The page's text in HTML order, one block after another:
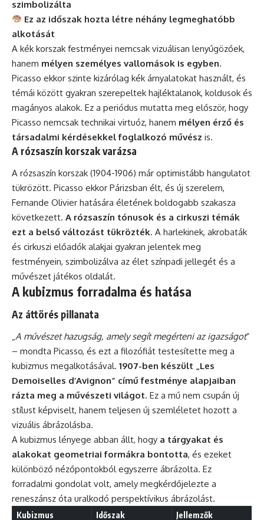
szimbolizálta
Ez az időszak hozta létre néhány legmeghatóbb
alkotását
A kék korszak festményei nemcsak vizuálisan lenyűgözőek,
hanem mélyen személyes vallomások is egyben.
Picasso ekkor szinte kizárólag kék árnyalatokat használt, és
témái között gyakran szerepeltek hajléktalanok, koldusok és
magányos alakok. Ez a periódus mutatta meg először, hogy
Picasso nemcsak technikai virtuóz, hanem mélyen érző és
társadalmi kérdésekkel foglalkozó művész is.
A rózsaszín korszak varázsa
A rózsaszín korszak (1904-1906) már optimistább hangulatot
tükrözött. Picasso ekkor Párizsban élt, és új szerelem,
Fernande Olivier hatására életének boldogabb szakasza
következett. A rózsaszín tónusok és a cirkuszi témák
ezt a belső változást tükrözték. A harlekinek, akrobaták
és cirkuszi előadók alakjai gyakran jelentek meg
festményein, szimbolizálva az élet színpadi jellegét és a
művészet játékos oldalát.
A kubizmus forradalma és hatása
Az áttörés pillanata
„A művészet hazugság, amely segít megérteni az igazságot”
– mondta Picasso, és ezt a filozófiát testesítette meg a
kubizmus megalkotásával. 1907-ben készült „Les
Demoiselles d’Avignon” című festménye alapjaiban
rázta meg a művészeti világot. Ez a mű nem csupán új
stílust képviselt, hanem teljesen új szemléletet hozott a
vizuális ábrázolásba.
A kubizmus lényege abban állt, hogy a tárgyakat és
alakokat geometriai formákra bontotta, és ezeket
különböző nézőpontokból egyszerre ábrázolta. Ez
forradalmi gondolat volt, amely megkérdőjelezte a
reneszánsz óta uralkodó perspektívikus ábrázolást.
Kubizmus
Időszak Jellemzők